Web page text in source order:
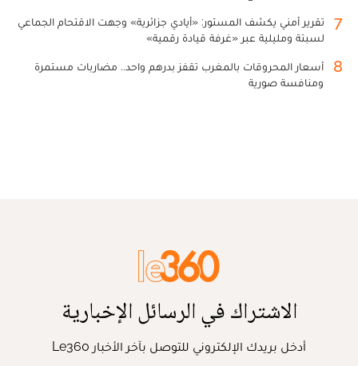
7
تقرير أمني يكشف المستور: «أيادي جزائرية» وجهت الاقتحام الجماعي
لسبتة ومليلية عبر «غرفة قيادة رقمية»
8
أسعار المحروقات بالمغرب تقفز بدرهم واحد.. مضاربات مستمرة
ومنافسة صورية
الاشتراك في الرسائل الإخبارية
أدخل بريدك الإلكتروني للتوصل بآخر الأخبار Le360